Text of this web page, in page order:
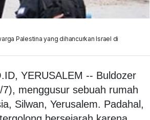
Palestina yang dihancurkan Israel di
YERUSALEM -- Buldozer
menggusur sebuah rumah
Silwan, Yerusalem. Padahal,